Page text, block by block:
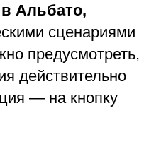
Альбато,
сценариями
предусмотреть,
действительно
— на кнопку